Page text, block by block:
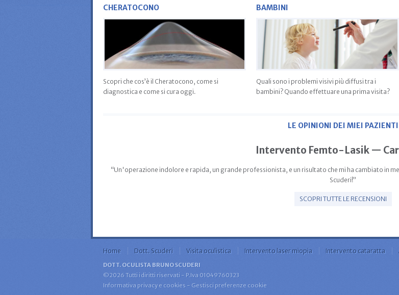
CHERATOCONO
Scopri che cos’è il Cheratocono, come si
diagnostica e come si cura oggi.
BAMBINI
Quali sono i problemi visivi più diffusi tra i
bambini? Quando effettuare una prima visita?
LE OPINIONI DEI MIEI PAZIENTI
Intervento Femto-Lasik —
“Un'operazione indolore e rapida, un grande professionista, e un risultato che mi ha cambiato in
Scuderi!”
SCOPRI TUTTE LE RECENSIONI
Home Dott. Scuderi Visita oculistica Intervento laser miopia Intervento cataratta
DOTT. OCULISTA BRUNO SCUDERI
©2026 Tutti i diritti riservati - P.Iva 01049760323
Informativa privacy e cookies - Gestisci preferenze cookie